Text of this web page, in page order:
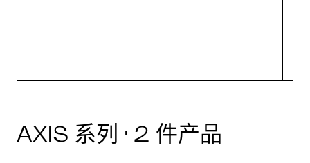
AXIS 系列 · 2 件产品